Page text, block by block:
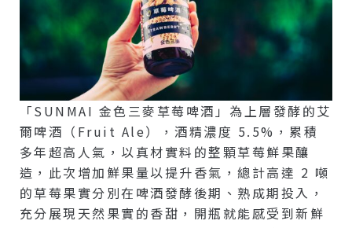
「SUNMAI 金色三麥草莓啤酒」為上層發酵的艾
爾啤酒（Fruit Ale），酒精濃度 5.5%，累積
多年超高人氣，以真材實料的整顆草莓鮮果釀
造，此次增加鮮果量以提升香氣，總計高達 2 噸
的草莓果實分別在啤酒發酵後期、熟成期投入，
充分展現天然果實的香甜，開瓶就能感受到新鮮